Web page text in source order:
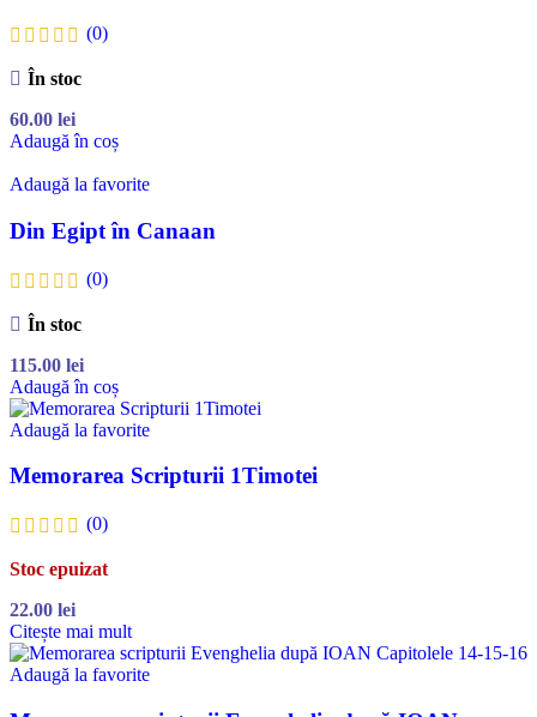
(0)
În stoc
60.00 lei
Adaugă în coș
Adaugă la favorite
Din Egipt în Canaan
(0)
În stoc
115.00 lei
Adaugă în coș
Adaugă la favorite
Memorarea Scripturii 1Timotei
(0)
Stoc epuizat
22.00 lei
Citește mai mult
Adaugă la favorite